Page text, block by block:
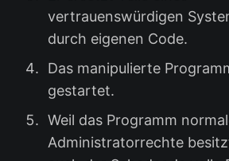
vertrauenswürdigen
durch eigenen Code.
Das manipulierte
gestartet.
Weil das Programm
Administratorrechte